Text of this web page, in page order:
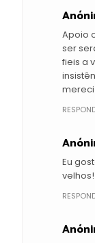
Apoio
ser
fieis a
Eu
velhos!